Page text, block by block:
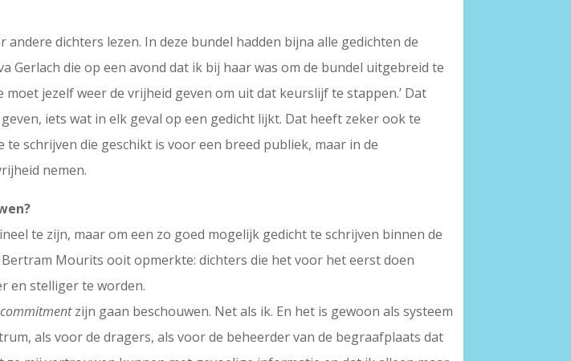
dichters lezen. In deze bundel hadden bijna alle gedichten de
die op een avond dat ik bij haar was om de bundel uitgebreid te
jezelf weer de vrijheid geven om uit dat keurslijf te stappen.’ Dat
iets wat in elk geval op een gedicht lijkt. Dat heeft zeker ook te
schrijven die geschikt is voor een breed publiek, maar in de
nemen.
te zijn, maar om een zo goed mogelijk gedicht te schrijven binnen de
Mourits ooit opmerkte: dichters die het voor het eerst doen
en stelliger te worden.
zijn gaan beschouwen. Net als ik. En het is gewoon als systeem
als voor de dragers, als voor de beheerder van de begraafplaats dat